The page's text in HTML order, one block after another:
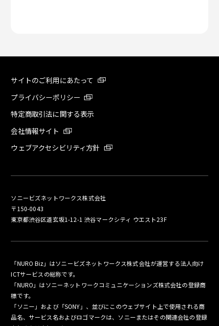
サイトのご利用にあたって
プライバシーポリシー
特定商取引法に関する表示
会社情報サイト
ウェブアクセシビリティ方針
ソニービズネットワークス株式会社
〒150-0043
東京都渋谷区道玄坂1-12-1 渋谷マークシティ ウエスト23F
「NURO Biz」はソニービズネットワークス株式会社が運営する法人向け
ICTサービスの総称です。
「NURO」はソニーネットワークコミュニケーションズ株式会社の登録商
標です。
「ソニー」および「SONY」、並びにこのウェブサイト上で使用される商
品名、サービス名およびロゴマークは、ソニーまたはその関連会社の登録